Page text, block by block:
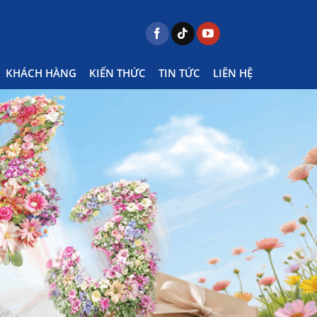
KHÁCH HÀNG KIẾN THỨC TIN TỨC LIÊN HỆ